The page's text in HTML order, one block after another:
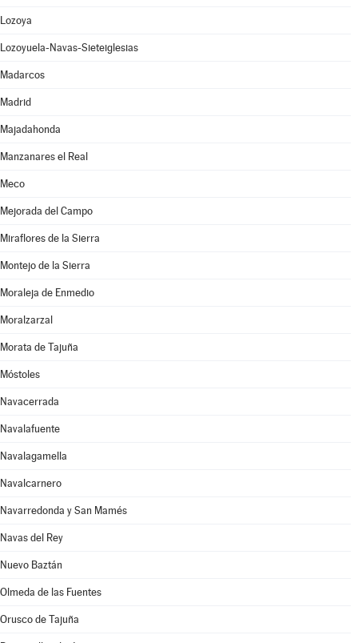
Lozoya
Lozoyuela-Navas-Sieteiglesias
Madarcos
Madrid
Majadahonda
Manzanares el Real
Meco
Mejorada del Campo
Miraflores de la Sierra
Montejo de la Sierra
Moraleja de Enmedio
Moralzarzal
Morata de Tajuña
Móstoles
Navacerrada
Navalafuente
Navalagamella
Navalcarnero
Navarredonda y San Mamés
Navas del Rey
Nuevo Baztán
Olmeda de las Fuentes
Orusco de Tajuña